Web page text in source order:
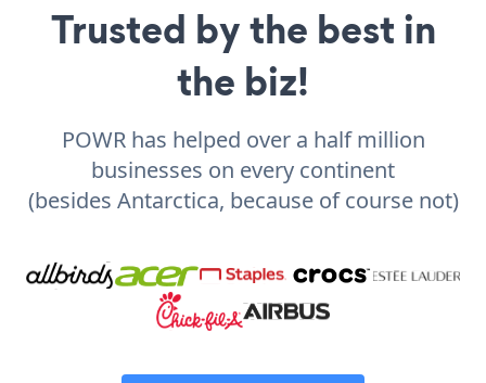
Trusted by the best in
the biz!
POWR has helped over a half million
businesses on every continent
(besides Antarctica, because of course not)